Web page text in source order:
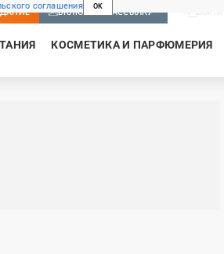
соглашения
OK
ВКЛЮЧИТЬ РАССЫЛКУ
КОСМЕТИКА И ПАРФЮМЕРИЯ